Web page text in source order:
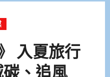
入夏旅行
、追風